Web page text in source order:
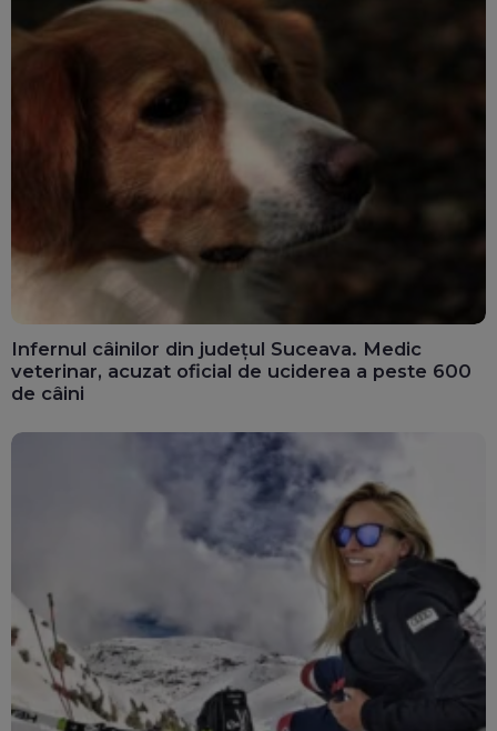
Infernul câinilor din județul Suceava. Medic
veterinar, acuzat oficial de uciderea a peste 600
de câini